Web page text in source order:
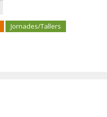
Jornades/Tallers